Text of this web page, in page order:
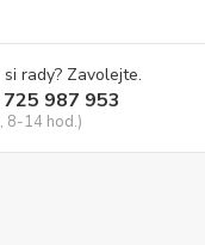
rady? Zavolejte.
987 953
8-14 hod.)